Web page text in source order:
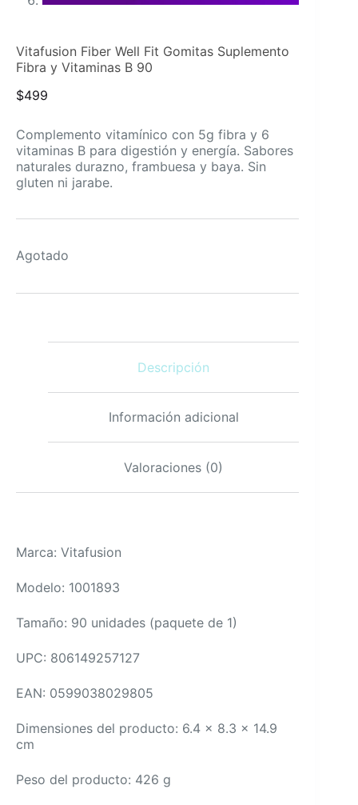
Vitafusion Fiber Well Fit Gomitas Suplemento
Fibra y Vitaminas B 90
$499
Complemento vitamínico con 5g fibra y 6
vitaminas B para digestión y energía. Sabores
naturales durazno, frambuesa y baya. Sin
gluten ni jarabe.
Agotado
Descripción
Información adicional
Valoraciones (0)
Marca: Vitafusion
Modelo: 1001893
Tamaño: 90 unidades (paquete de 1)
UPC: 806149257127
EAN: 0599038029805
Dimensiones del producto: 6.4 x 8.3 x 14.9
cm
Peso del producto: 426 g